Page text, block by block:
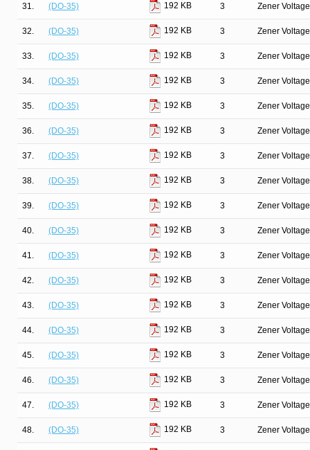
31. (DO-35) 192 KB 3 Zener
32. (DO-35) 192 KB 3 Zener
33. (DO-35) 192 KB 3 Zener
34. (DO-35) 192 KB 3 Zener
35. (DO-35) 192 KB 3 Zener
36. (DO-35) 192 KB 3 Zener
37. (DO-35) 192 KB 3 Zener
38. (DO-35) 192 KB 3 Zener
39. (DO-35) 192 KB 3 Zener
40. (DO-35) 192 KB 3 Zener
41. (DO-35) 192 KB 3 Zener
42. (DO-35) 192 KB 3 Zener
43. (DO-35) 192 KB 3 Zener
44. (DO-35) 192 KB 3 Zener
45. (DO-35) 192 KB 3 Zener
46. (DO-35) 192 KB 3 Zener
47. (DO-35) 192 KB 3 Zener
48. (DO-35) 192 KB 3 Zener